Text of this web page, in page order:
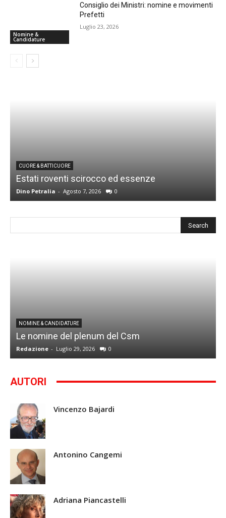
Nomine &
Candidature
Consiglio dei Ministri: nomine e movimenti
Prefetti
Luglio 23, 2026
CUORE & BATTICUORE
Estati roventi scirocco ed essenze
Dino Petralia - Agosto 7, 2026 0
NOMINE & CANDIDATURE
Le nomine del plenum del Csm
Redazione - Luglio 29, 2026 0
AUTORI
Vincenzo Bajardi
Antonino Cangemi
Adriana Piancastelli